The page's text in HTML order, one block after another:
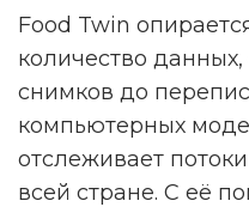
Food Twin
количество
снимков до
компьютерных
отслеживает
всей стране. С её